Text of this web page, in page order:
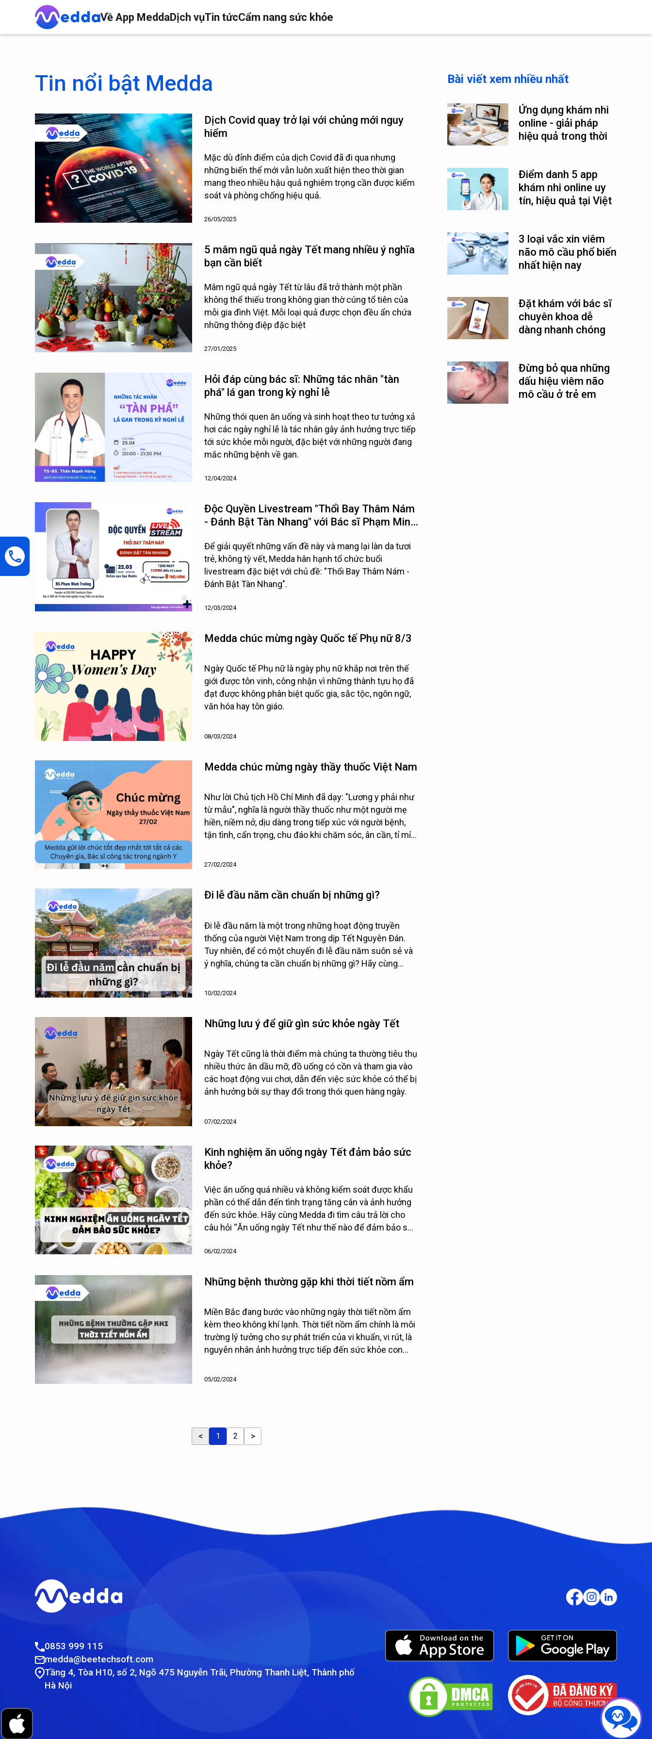
Về App MeddaDịch vụTin tứcCẩm nang sức khỏe
Tin nổi bật Medda
Dịch Covid quay trở lại với chủng mới nguy
hiểm
Mặc dù đỉnh điểm của dịch Covid đã đi qua nhưng
những biến thể mới vẫn luôn xuất hiện theo thời gian
mang theo nhiều hậu quả nghiêm trọng cần được kiểm
soát và phòng chống hiệu quả.
26/05/2025
5 mâm ngũ quả ngày Tết mang nhiều ý nghĩa
bạn cần biết
Mâm ngũ quả ngày Tết từ lâu đã trở thành một phần
không thể thiếu trong không gian thờ cúng tổ tiên của
mỗi gia đình Việt. Mỗi loại quả được chọn đều ẩn chứa
những thông điệp đặc biệt
27/01/2025
Hỏi đáp cùng bác sĩ: Những tác nhân "tàn
phá" lá gan trong kỳ nghỉ lễ
Những thói quen ăn uống và sinh hoạt theo tư tưởng xả
hơi các ngày nghỉ lễ là tác nhân gây ảnh hưởng trực tiếp
tới sức khỏe mỗi người, đặc biệt với những người đang
mắc những bệnh về gan.
12/04/2024
Độc Quyền Livestream "Thổi Bay Thâm Nám
- Đánh Bật Tàn Nhang" với Bác sĩ Phạm Minh
Để giải quyết những vấn đề này và mang lại làn da tươi
trẻ, không tỳ vết, Medda hân hạnh tổ chức buổi
livestream đặc biệt với chủ đề: "Thổi Bay Thâm Nám -
Đánh Bật Tàn Nhang".
12/03/2024
Medda chúc mừng ngày Quốc tế Phụ nữ 8/3
Ngày Quốc tế Phụ nữ là ngày phụ nữ khắp nơi trên thế
giới được tôn vinh, công nhận vì những thành tựu họ đã
đạt được không phân biệt quốc gia, sắc tộc, ngôn ngữ,
văn hóa hay tôn giáo.
08/03/2024
Medda chúc mừng ngày thầy thuốc Việt Nam
Như lời Chủ tịch Hồ Chí Minh đã dạy: "Lương y phải như
từ mẫu", nghĩa là người thầy thuốc như một người mẹ
hiền, niềm nở, dịu dàng trong tiếp xúc với người bệnh,
tận tình, cẩn trọng, chu đáo khi chăm sóc, ân cần, tỉ mỉ
27/02/2024
Đi lễ đầu năm cần chuẩn bị những gì?
Đi lễ đầu năm là một trong những hoạt động truyền
thống của người Việt Nam trong dịp Tết Nguyên Đán.
Tuy nhiên, để có một chuyến đi lễ đầu năm suôn sẻ và
ý nghĩa, chúng ta cần chuẩn bị những gì? Hãy cùng
10/02/2024
Những lưu ý để giữ gìn sức khỏe ngày Tết
Ngày Tết cũng là thời điểm mà chúng ta thường tiêu thụ
nhiều thức ăn dầu mỡ, đồ uống có cồn và tham gia vào
các hoạt động vui chơi, dẫn đến việc sức khỏe có thể bị
ảnh hưởng bởi sự thay đổi trong thói quen hàng ngày.
07/02/2024
Kinh nghiệm ăn uống ngày Tết đảm bảo sức
khỏe?
Việc ăn uống quá nhiều và không kiểm soát được khẩu
phần có thể dẫn đến tình trạng tăng cân và ảnh hưởng
đến sức khỏe. Hãy cùng Medda đi tìm câu trả lời cho
câu hỏi “Ăn uống ngày Tết như thế nào để đảm bảo sức
06/02/2024
Những bệnh thường gặp khi thời tiết nồm ẩm
Miền Bắc đang bước vào những ngày thời tiết nồm ẩm
kèm theo không khí lạnh. Thời tiết nồm ẩm chính là môi
trường lý tưởng cho sự phát triển của vi khuẩn, vi rút, là
nguyên nhân ảnh hưởng trực tiếp đến sức khỏe con
05/02/2024
1 2
Bài viết xem nhiều nhất
Ứng dụng khám nhi
online - giải pháp
hiệu quả trong thời
Điểm danh 5 app
khám nhi online uy
tín, hiệu quả tại Việt
3 loại vắc xin viêm
não mô cầu phổ biến
nhất hiện nay
Đặt khám với bác sĩ
chuyên khoa dễ
dàng nhanh chóng
Đừng bỏ qua những
dấu hiệu viêm não
mô cầu ở trẻ em
0853 999 115
medda@beetechsoft.com
Tầng 4, Tòa H10, số 2, Ngõ 475 Nguyễn Trãi, Phường Thanh Liệt, Thành phố
Hà Nội